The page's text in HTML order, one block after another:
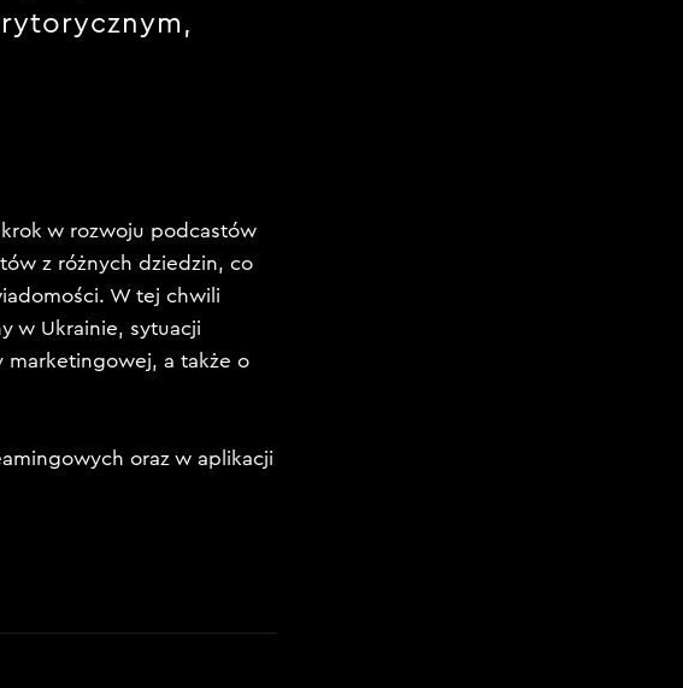
w rozwoju podcastów
z różnych dziedzin, co
W tej chwili
w Ukrainie, sytuacji
marketingowej, a także o
oraz w aplikacji